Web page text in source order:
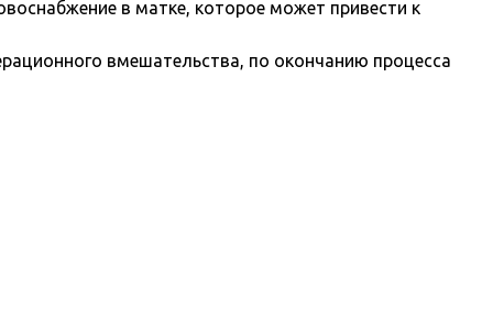
в матке, которое может привести к
вмешательства, по окончанию процесса